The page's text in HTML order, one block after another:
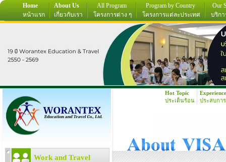
Home
หน้าแรก
About Us
เกี่ยวกับเรา
All Program
โครงการต่าง ๆ
Program by Country
โครงการแต่ละประเทศ
Our
บริกา
Work and Travel
Hot Topic
ประเด็นร้อน
Experience
ประสบกา